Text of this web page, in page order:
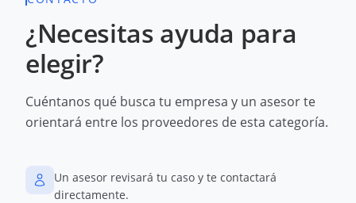
¿Necesitas ayuda para
elegir?
Cuéntanos qué busca tu empresa y un asesor te
orientará entre los proveedores de esta categoría.
Un asesor revisará tu caso y te contactará
directamente.